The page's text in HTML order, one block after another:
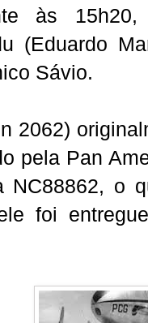
às
(Eduardo
Sávio.
pela Pan
NC88862, o
foi